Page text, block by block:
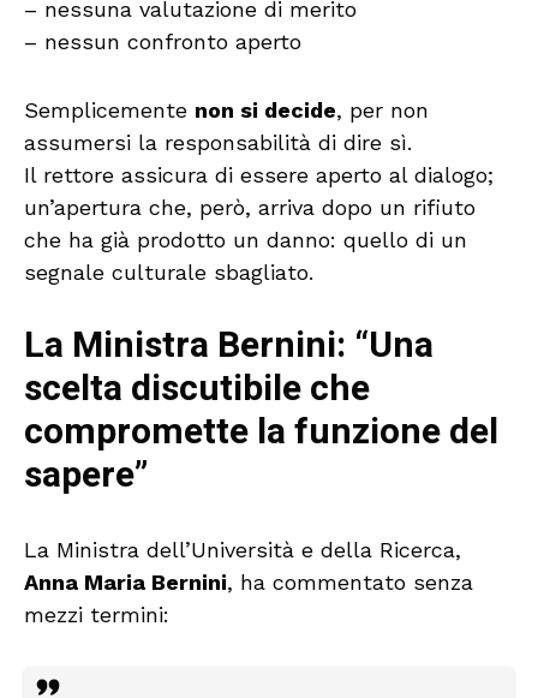
– nessuna valutazione di merito
– nessun confronto aperto
Semplicemente non si decide, per non
assumersi la responsabilità di dire sì.
Il rettore assicura di essere aperto al dialogo;
un’apertura che, però, arriva dopo un rifiuto
che ha già prodotto un danno: quello di un
segnale culturale sbagliato.
La Ministra Bernini: “Una
scelta discutibile che
compromette la funzione del
sapere”
La Ministra dell’Università e della Ricerca,
Anna Maria Bernini, ha commentato senza
mezzi termini: